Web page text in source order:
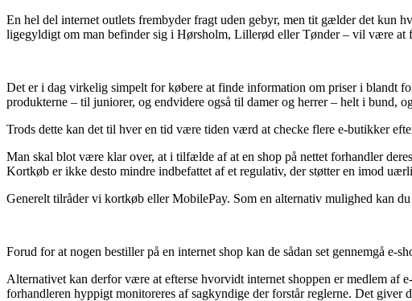
En hel del internet outlets frembyder fragt uden gebyr, men tit gælder det kun
ligegyldigt om man befinder sig i Hørsholm, Lillerød eller Tønder – vil være at
Det er i dag virkelig simpelt for købere at finde information om priser i blandt
produkterne – til juniorer, og endvidere også til damer og herrer – helt i bund,
Trods dette kan det til hver en tid være tiden værd at checke flere e-butikker
Man skal blot være klar over, at i tilfælde af at en shop på nettet forhandler
Kortkøb er ikke desto mindre indbefattet af et regulativ, der støtter en imod
Generelt tilråder vi kortkøb eller MobilePay. Som en alternativ mulighed kan
Forud for at nogen bestiller på en internet shop kan de sådan set gennemgå e-
Alternativet kan derfor være at efterse hvorvidt internet shoppen er medlem af
forhandleren hyppigt monitoreres af sagkyndige der forstår reglerne. Det